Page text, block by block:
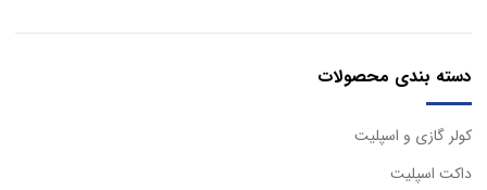
دسته بندی محصولات
كولر گازی و اسپليت
داكت اسپليت